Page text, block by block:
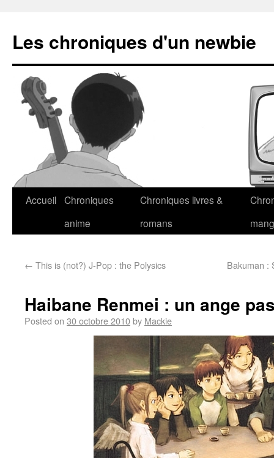
Les chroniques d'un newbie
Accueil Chroniques
anime
Chroniques livres &
romans
← This is (not?) J-Pop : the Polysics Bakuman :
Haibane Renmei : un ange
Posted on 30 octobre 2010by Mackie